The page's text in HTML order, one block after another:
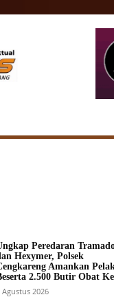
Peredaran
Hexymer, Polsek
Amankan
2.500 Butir Obat
Agustus 2026